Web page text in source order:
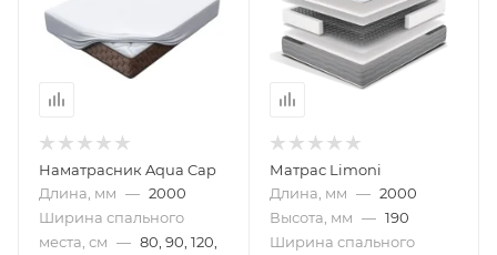
Наматрасник Aqua Cap
Длина, мм — 2000
Ширина спального
места, см — 80, 90, 120,
Матрас Limoni
Длина, мм — 2000
Высота, мм — 190
Ширина спального